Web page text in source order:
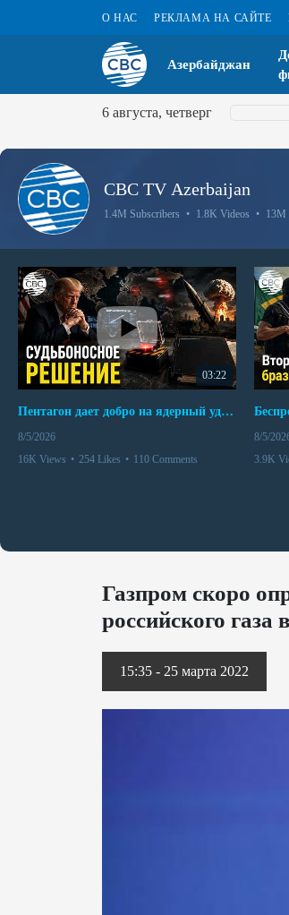
О НАС РЕКЛАМА НА САЙТЕ
Азербайджан
6 августа, четверг
CBC TV Azerbaijan
1.4M Subscribers • 1.8K Videos • 13M
03:22
Пентагон дает добро на ядерный удар по противникам США
8/5/2026
16K Views • 254 Likes • 110 Comments
8/5/
3.9K
Газпром скоро
российского газа
15:35 - 25 марта 2022